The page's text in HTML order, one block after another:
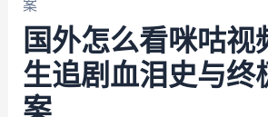
案
国外怎么看咪咕视
生追剧血泪史与终
案